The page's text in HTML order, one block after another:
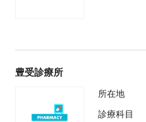
豊受診療所
所在地
診療科目